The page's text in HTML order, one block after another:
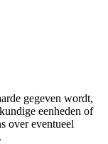
gegeven wordt,
eenheden of
over eventueel